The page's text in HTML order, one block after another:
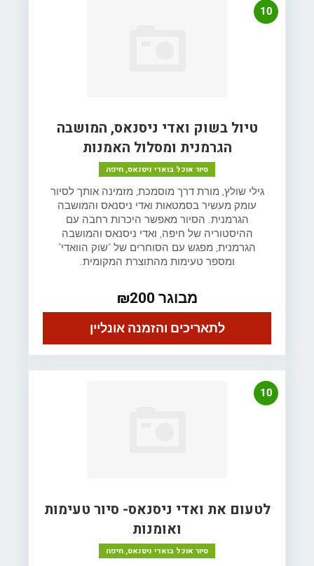
10
טיול בשוק ואדי ניסנאס, המושבה
הגרמנית ומסלול האמנות
סיור אוכל בואדי ניסנאס, חיפה
גילי שולץ, מורת דרך מוסמכת, מזמינה אותך לסיור
עומק מעשיר בסמטאות ואדי ניסנאס והמושבה
הגרמנית. הסיור מאפשר היכרות רחבה עם
ההיסטוריה של חיפה, ואדי ניסנאס והמושבה
הגרמנית, מפגש עם הסוחרים של "שוק הוואדי"
ומספר טעימות מהתוצרת המקומית.
מבוגר ₪200
לתאריכים והזמנה אונליין
10
לטעום את ואדי ניסנאס- סיור טעימות
ואומנות
סיור אוכל בואדי ניסנאס, חיפה